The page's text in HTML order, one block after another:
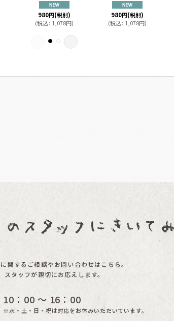
980円(税別)
(税込: 1,078円)
980円(税別)
(税込: 1,078円)
関するご相談やお問い合わせはこちら。
スタッフが親切にお応えします。
10：00 〜 16：00
※水・土・日・祝は対応をお休みいただいています。